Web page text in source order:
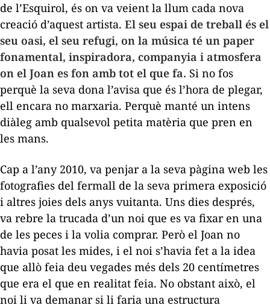
de l’Esquirol, és on va veient la llum cada nova
creació d’aquest artista. El seu espai de treball és el
seu oasi, el seu refugi, on la música té un paper
fonamental, inspiradora, companyia i atmosfera
on el Joan es fon amb tot el que fa. Si no fos
perquè la seva dona l’avisa que és l’hora de plegar,
ell encara no marxaria. Perquè manté un intens
diàleg amb qualsevol petita matèria que pren en
les mans.
Cap a l’any 2010, va penjar a la seva pàgina web les
fotografies del fermall de la seva primera exposició
i altres joies dels anys vuitanta. Uns dies després,
va rebre la trucada d’un noi que es va fixar en una
de les peces i la volia comprar. Però el Joan no
havia posat les mides, i el noi s’havia fet a la idea
que allò feia deu vegades més dels 20 centímetres
que era el que en realitat feia. No obstant això, el
noi li va demanar si li faria una estructura